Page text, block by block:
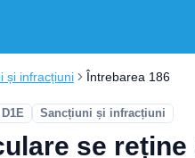
și infracțiuni Întrebarea 186
Sancțiuni și infracțiuni
se reține